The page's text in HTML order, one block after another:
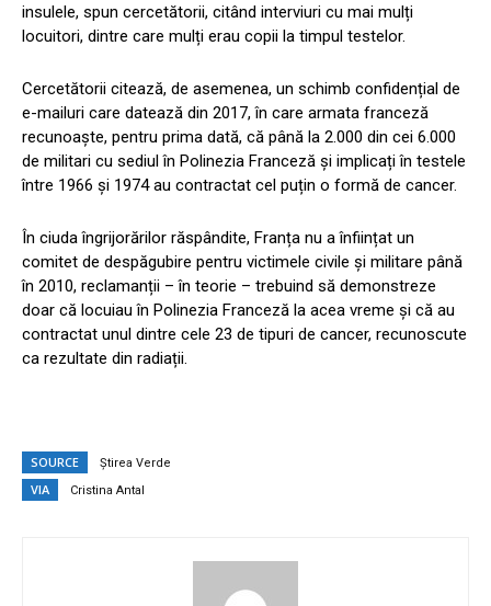
insulele, spun cercetătorii, citând interviuri cu mai mulți
locuitori, dintre care mulți erau copii la timpul testelor.
Cercetătorii citează, de asemenea, un schimb confidențial de
e-mailuri care datează din 2017, în care armata franceză
recunoaște, pentru prima dată, că până la 2.000 din cei 6.000
de militari cu sediul în Polinezia Franceză și implicați în testele
între 1966 și 1974 au contractat cel puțin o formă de cancer.
În ciuda îngrijorărilor răspândite, Franța nu a înființat un
comitet de despăgubire pentru victimele civile și militare până
în 2010, reclamanții – în teorie – trebuind să demonstreze
doar că locuiau în Polinezia Franceză la acea vreme și că au
contractat unul dintre cele 23 de tipuri de cancer, recunoscute
ca rezultate din radiații.
SOURCE Știrea Verde
VIA Cristina Antal